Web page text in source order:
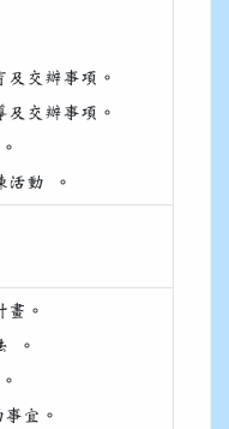
及交辦事項。
及交辦事項。
活動 。
。
。
宜。